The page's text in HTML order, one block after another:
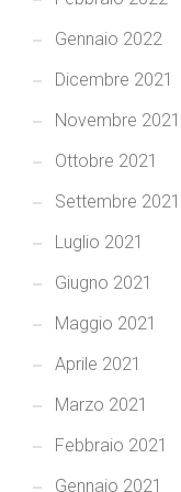
Gennaio 2022
Dicembre 2021
Novembre 2021
Ottobre 2021
Settembre 2021
Luglio 2021
Giugno 2021
Maggio 2021
Aprile 2021
Marzo 2021
Febbraio 2021
Gennaio 2021